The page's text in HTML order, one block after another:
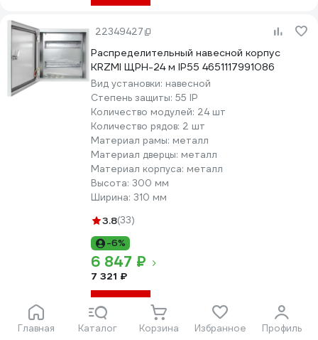
Главная Каталог Корзина Избранное Профиль
22349427
Распределительный навесной корпус
KRZMI ЩРН-24 м IP55 4651117991086
Вид установки: навесной
Степень защиты: 55 IP
Количество модулей: 24 шт
Количество рядов: 2 шт
Материал рамы: металл
Материал дверцы: металл
Материал корпуса: металл
Высота: 300 мм
Ширина: 310 мм
3.8(33)
-6%
6 847 ₽
7 321 ₽
В корзину